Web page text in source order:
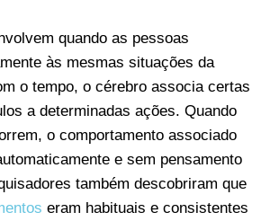
quando as pessoas
às mesmas situações da
o tempo, o cérebro associa certas
a determinadas ações. Quando
o comportamento associado
e sem pensamento
também descobriram que
eram habituais e consistentes